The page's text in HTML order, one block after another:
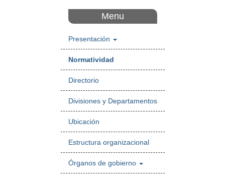
Menu
Presentación
Normatividad
Directorio
Divisiones y Departamentos
Ubicación
Estructura organizacional
Órganos de gobierno